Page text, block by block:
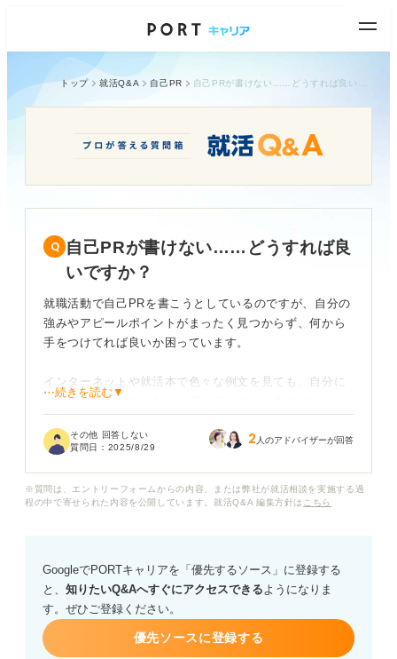
トップ 就活Q&A 自己PR
自己PRが書けない……どうすれば良
いですか？
就職活動で自己PRを書こうとしているのですが、自分の
強みやアピールポイントがまったく見つからず、何から
手をつけてれば良いか困っています。
インターネットや就活本で色々な例文を見ても、自分に
は当てはまるものがないと感じてしまい、焦りばかりが
書けず、面接対策も進まないのではないかと不安です。
何をすれば良いでしょうか？ 自分の強みを見つけるため
⋯続きを読む▼
その他 回答しない
質問日： 2025/8/29 2 人のアドバイザーが回答
※質問は、エントリーフォームからの内容、または弊社が就活相談を実施する過
程の中で寄せられた内容を公開しています。就活Q&A 編集方針は こちら
GoogleでPORTキャリアを「優先するソース」に登録する
と、 知りたいQ&Aへすぐにアクセスできるようになりま
す。ぜひご登録ください。
優先ソースに登録する